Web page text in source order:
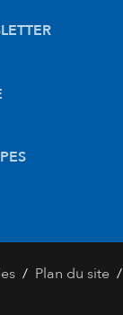
/ Plan du site /